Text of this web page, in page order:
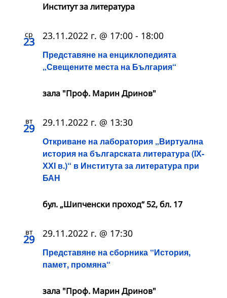
Институт за литература
ср
23
Представяне на енциклопедията
„Свещените места на България“
23.11.2022 г. @ 17:00 - 18:00
зала "Проф. Марин Дринов"
вт
29
Откриване на лаборатория „Виртуална
история на българската литература (ІХ-
ХХІ в.)“ в Института за литература при
БАН
29.11.2022 г. @ 13:30
бул. „Шипченски проход“ 52, бл. 17
вт
29
Представяне на сборника “История,
памет, промяна“
29.11.2022 г. @ 17:30
зала "Проф. Марин Дринов"